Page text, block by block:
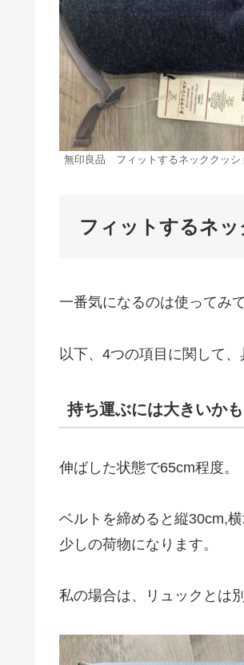
無印良品 フィットするネッククッシ
フィットするネ
一番気になるのは使ってみ
以下、4つの項目に関して
持ち運ぶには大きいかも
伸ばした状態で65cm程度。
ベルトを締めると縦30cm,
少しの荷物になります。
私の場合は、リュックとは